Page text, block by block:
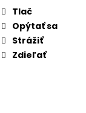
Tlač
Opýtať sa
Strážiť
Zdieľať